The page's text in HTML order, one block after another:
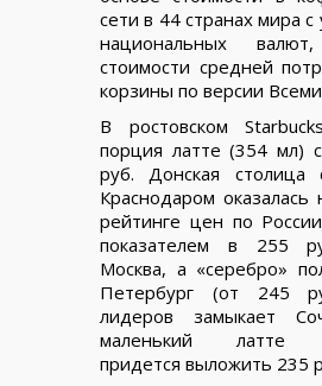
сети в 44 странах мира с
национальных
стоимости средней
корзины по версии
В ростовском
порция латте (354 мл)
руб. Донская столица
Краснодаром
рейтинге цен по
показателем в 255
Москва, а «серебро»
Петербург (от 245
лидеров замыкает
маленький латте
придется выложить 235